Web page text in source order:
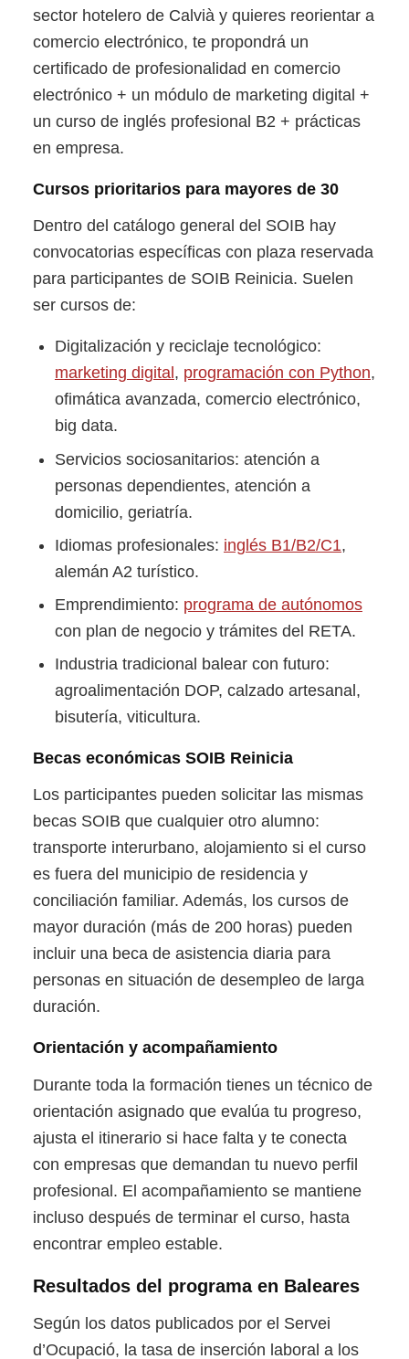
sector hotelero de Calvià y quieres reorientar a
comercio electrónico, te propondrá un
certificado de profesionalidad en comercio
electrónico + un módulo de marketing digital +
un curso de inglés profesional B2 + prácticas
en empresa.
Cursos prioritarios para mayores de 30
Dentro del catálogo general del SOIB hay
convocatorias específicas con plaza reservada
para participantes de SOIB Reinicia. Suelen
ser cursos de:
Digitalización y reciclaje tecnológico:
marketing digital , programación con Python,
ofimática avanzada, comercio electrónico,
big data.
Servicios sociosanitarios: atención a
personas dependientes, atención a
domicilio, geriatría.
Idiomas profesionales: inglés B1/B2/C1,
alemán A2 turístico.
Emprendimiento: programa de autónomos
con plan de negocio y trámites del RETA.
Industria tradicional balear con futuro:
agroalimentación DOP, calzado artesanal,
bisutería, viticultura.
Becas económicas SOIB Reinicia
Los participantes pueden solicitar las mismas
becas SOIB que cualquier otro alumno:
transporte interurbano, alojamiento si el curso
es fuera del municipio de residencia y
conciliación familiar. Además, los cursos de
mayor duración (más de 200 horas) pueden
incluir una beca de asistencia diaria para
personas en situación de desempleo de larga
duración.
Orientación y acompañamiento
Durante toda la formación tienes un técnico de
orientación asignado que evalúa tu progreso,
ajusta el itinerario si hace falta y te conecta
con empresas que demandan tu nuevo perfil
profesional. El acompañamiento se mantiene
incluso después de terminar el curso, hasta
encontrar empleo estable.
Resultados del programa en Baleares
Según los datos publicados por el Servei
d’Ocupació, la tasa de inserción laboral a los